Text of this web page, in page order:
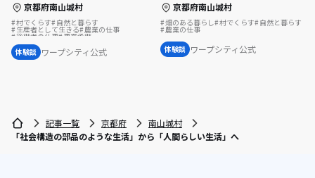
京都府南山城村
村でくらす 自然と暮らす
生産者として生きる 農業の仕事
後継者の仕事 事業承継
体験談 ワープシティ公式
京都府南山城村
畑のある暮らし 村でくらす 自然と暮らす
農業の仕事
体験談 ワープシティ公式
記事一覧 京都府
南山城村
「社会構造の部品のような生活」から「人間らしい生活」へ